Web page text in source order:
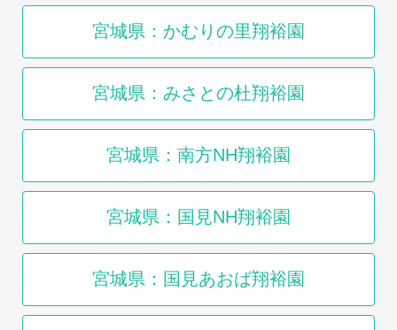
宮城県：かむりの里翔裕園
宮城県：みさとの杜翔裕園
宮城県：南方NH翔裕園
宮城県：国見NH翔裕園
宮城県：国見あおば翔裕園